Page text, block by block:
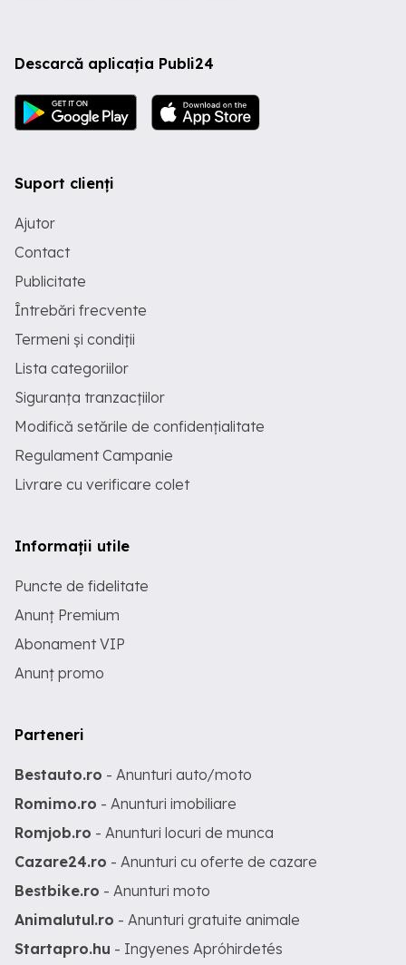
Descarcă aplicația Publi24
Suport clienți
Ajutor
Contact
Publicitate
Întrebări frecvente
Termeni și condiții
Lista categoriilor
Siguranța tranzacțiilor
Modifică setările de confidențialitate
Regulament Campanie
Livrare cu verificare colet
Informații utile
Puncte de fidelitate
Anunț Premium
Abonament VIP
Anunț promo
Parteneri
Bestauto.ro - Anunturi auto/moto
Romimo.ro - Anunturi imobiliare
Romjob.ro - Anunturi locuri de munca
Cazare24.ro - Anunturi cu oferte de cazare
Bestbike.ro - Anunturi moto
Animalutul.ro - Anunturi gratuite animale
Startapro.hu - Ingyenes Apróhirdetés